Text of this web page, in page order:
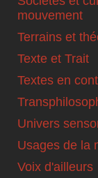
mouvement
Terrains et
Texte et Trait
Textes en
Univers
Usages de la
Voix d'ailleurs